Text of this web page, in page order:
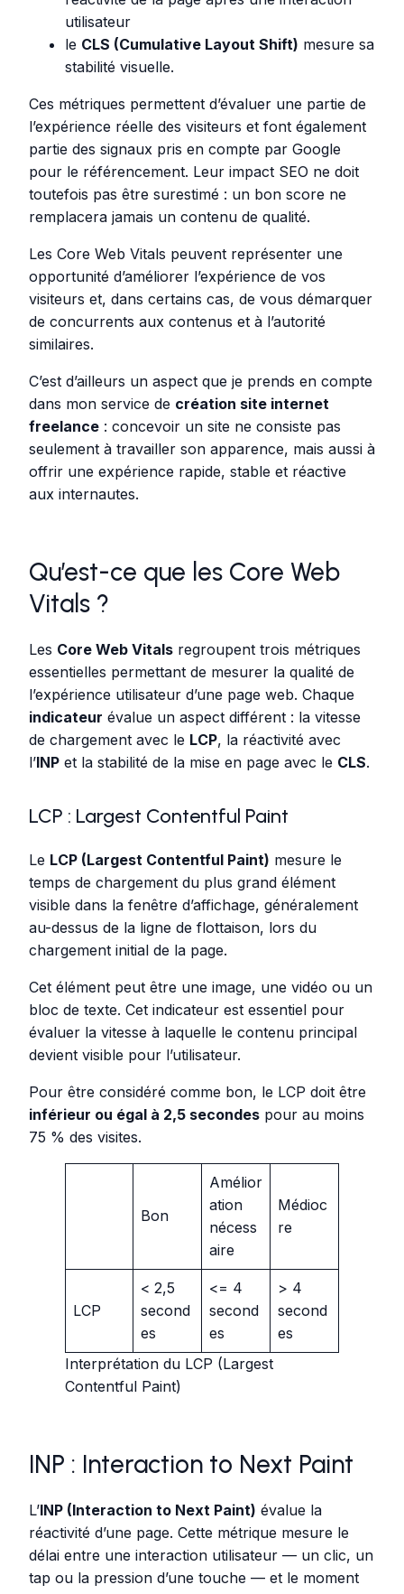
utilisateur
le CLS (Cumulative Layout Shift) mesure sa
stabilité visuelle.
Ces métriques permettent d’évaluer une partie de
l’expérience réelle des visiteurs et font également
partie des signaux pris en compte par Google
pour le référencement. Leur impact SEO ne doit
toutefois pas être surestimé : un bon score ne
remplacera jamais un contenu de qualité.
Les Core Web Vitals peuvent représenter une
opportunité d’améliorer l’expérience de vos
visiteurs et, dans certains cas, de vous démarquer
de concurrents aux contenus et à l’autorité
similaires.
C’est d’ailleurs un aspect que je prends en compte
dans mon service de création site internet
freelance : concevoir un site ne consiste pas
seulement à travailler son apparence, mais aussi à
offrir une expérience rapide, stable et réactive
aux internautes.
Qu’est-ce que les Core Web
Vitals ?
Les Core Web Vitals regroupent trois métriques
essentielles permettant de mesurer la qualité de
l’expérience utilisateur d’une page web. Chaque
indicateur évalue un aspect différent : la vitesse
de chargement avec le LCP, la réactivité avec
l’INP et la stabilité de la mise en page avec le CLS.
LCP : Largest Contentful Paint
Le LCP (Largest Contentful Paint) mesure le
temps de chargement du plus grand élément
visible dans la fenêtre d’affichage, généralement
au-dessus de la ligne de flottaison, lors du
chargement initial de la page.
Cet élément peut être une image, une vidéo ou un
bloc de texte. Cet indicateur est essentiel pour
évaluer la vitesse à laquelle le contenu principal
devient visible pour l’utilisateur.
Pour être considéré comme bon, le LCP doit être
inférieur ou égal à 2,5 secondes pour au moins
75 % des visites.
Bon
Amélior
ation
nécess
aire
Médioc
re
LCP
< 2,5
second
es
<= 4
second
es
> 4
second
es
Interprétation du LCP (Largest
Contentful Paint)
INP : Interaction to Next Paint
L’INP (Interaction to Next Paint) évalue la
réactivité d’une page. Cette métrique mesure le
délai entre une interaction utilisateur — un clic, un
tap ou la pression d’une touche — et le moment